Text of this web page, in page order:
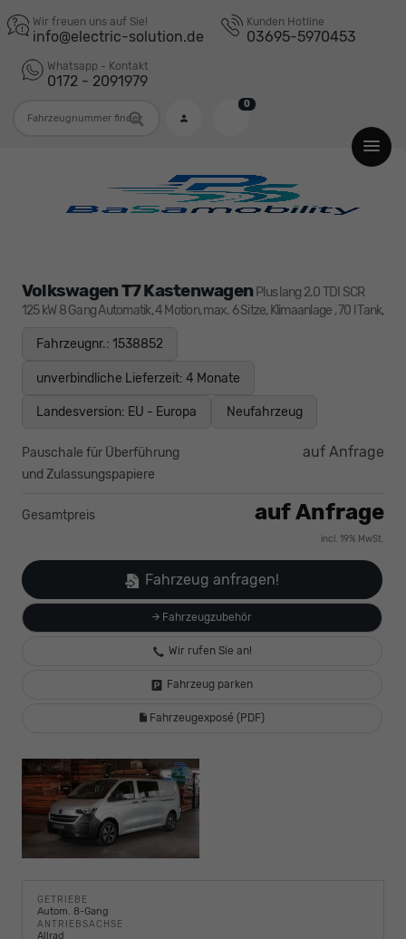
Wir freuen uns auf Sie!
info@electric-solution.de
Kunden Hotline
03695-5970453
Whatsapp - Kontakt
0172 - 2091979
0
Volkswagen T7 Kastenwagen Plus lang 2.0 TDI SCR
125 kW 8 Gang Automatik, 4 Motion, max. 6 Sitze, Klimaanlage , 70 l Tank,
Fahrzeugnr.: 1538852
unverbindliche Lieferzeit:4 Monate
Landesversion: EU - Europa Neufahrzeug
Pauschale für Überführung
und Zulassungspapiere
auf Anfrage
Gesamtpreis auf Anfrage
incl. 19% MwSt.
Fahrzeugzubehör
Fahrzeug anfragen!
Wir rufen Sie an!
Fahrzeug parken
Fahrzeugexposé (PDF)
GETRIEBE
Autom. 8-Gang
ANTRIEBSACHSE
Allrad